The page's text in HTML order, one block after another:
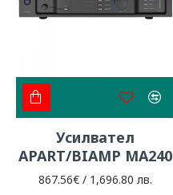
Усилвател
APART/BIAMP MA240
867.56€ / 1,696.80 лв.